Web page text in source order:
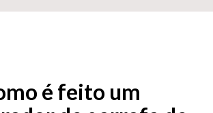
é feito um